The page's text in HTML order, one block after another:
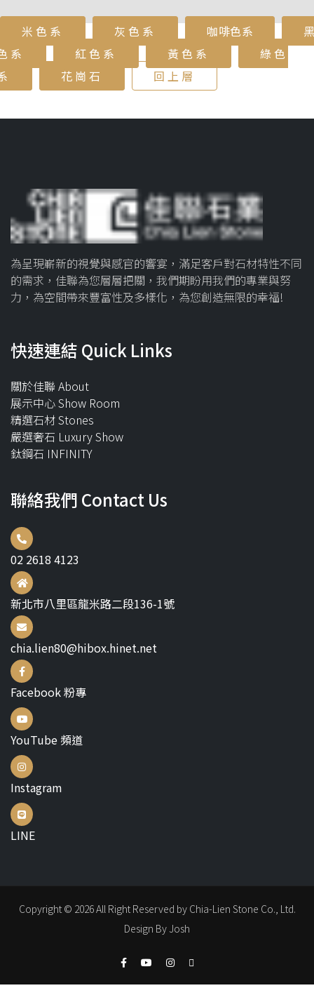
米色系 灰色系 咖啡色系
系
紅色系 黃色系
綠色
花崗石 回上層
為呈現嶄新的視覺與感官的響宴，滿足客戶對石材特性不同
的需求，佳聯為您層層把關，我們期盼用我們的專業與努
力，為空間帶來豐富性及多樣化，為您創造無限的幸福!
快速連結 Quick Links
關於佳聯 About
展示中心 Show Room
精選石材 Stones
嚴選奢石 Luxury Show
鈦鋼石 INFINITY
聯絡我們 Contact Us
02 2618 4123
新北市八里區龍米路二段136-1號
chia.lien80@hibox.hinet.net
Facebook 粉專
YouTube 頻道
Instagram
LINE
Copyright © 2026 All Right Reserved by Chia-Lien Stone Co., Ltd.
Design By Josh